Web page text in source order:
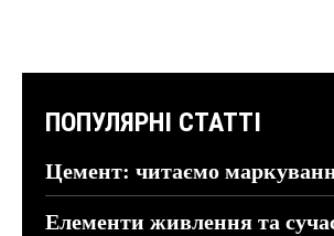
ПОПУЛЯРНІ СТАТТІ
Цемент: читаємо
Елементи живлення та